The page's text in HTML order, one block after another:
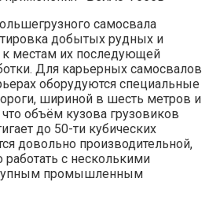
самосвала
добытых рудных и
к местам их последующей
Для карьерных самосвалов
оборудуются специальные
шириной в шесть метров и
объём кузова грузовиков
до 50-ти кубических
довольно производительной,
с несколькими
промышленным